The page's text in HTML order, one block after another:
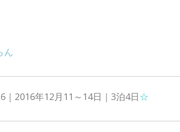
ん
｜2016年12月11～14日｜3泊4日☆